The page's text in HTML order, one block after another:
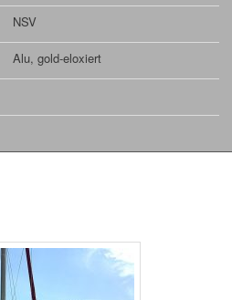
NSV
Alu, gold-eloxiert